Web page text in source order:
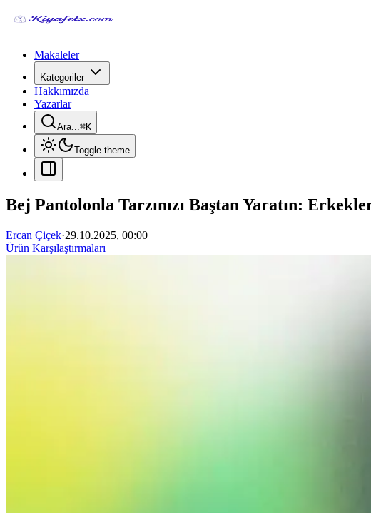
Makaleler
Kategoriler
Hakkımızda
Yazarlar
Ara...⌘K
Toggle theme
Bej Pantolonla Tarzınızı Baştan Yaratın:
Ercan Çiçek·29.10.2025, 00:00
Ürün Karşılaştırmaları